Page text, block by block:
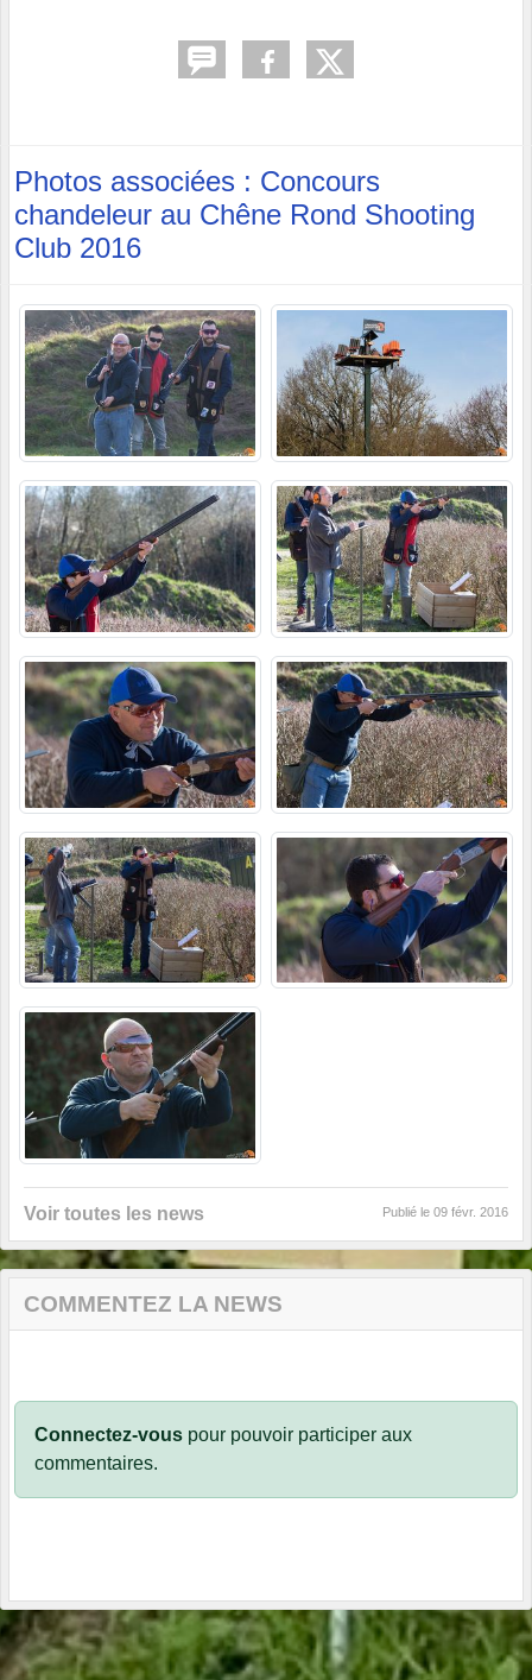
Photos associées : Concours
chandeleur au Chêne Rond Shooting
Club 2016
Voir toutes les news Publié le 09 févr. 2016
COMMENTEZ LA NEWS
Connectez-vous pour pouvoir participer aux
commentaires.